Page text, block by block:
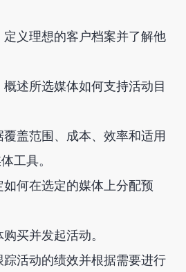
定义理想的客户档案并了解他
概述所选媒体如何支持活动目
覆盖范围、成本、效率和适用
工具。
如何在选定的媒体上分配预
买并发起活动。
踪活动的绩效并根据需要进行